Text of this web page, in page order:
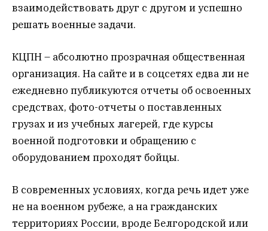
взаимодействовать друг с другом и успешно
решать военные задачи.
КЦПН – абсолютно прозрачная общественная
организация. На сайте и в соцсетях едва ли не
ежедневно публикуются отчеты об освоенных
средствах, фото-отчеты о поставленных
грузах и из учебных лагерей, где курсы
военной подготовки и обращению с
оборудованием проходят бойцы.
В современных условиях, когда речь идет уже
не на военном рубеже, а на гражданских
территориях России, вроде Белгородской или